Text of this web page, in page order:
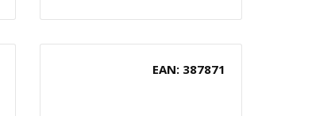
EAN: 387871